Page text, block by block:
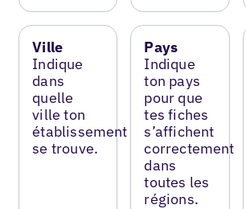
Ville
Indique
dans
quelle
ville ton
établissement
se trouve.
Pays
Indique
ton pays
pour que
tes fiches
s’affichent
correctement
dans
toutes les
régions.